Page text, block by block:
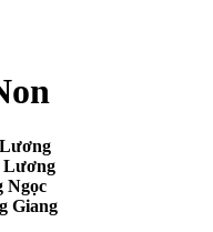
Lương
Ngọc
Giang